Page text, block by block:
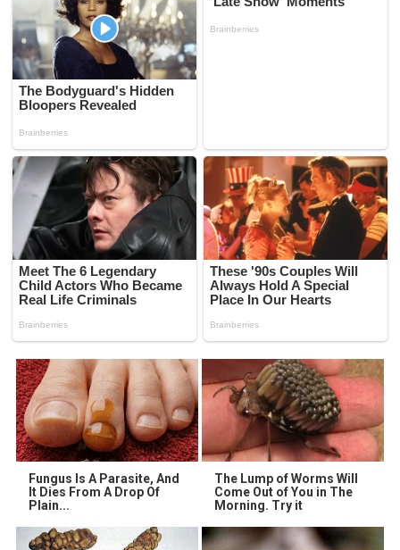
Fungus Is A Parasite, And
It Dies From A Drop Of
Plain...
The Lump of Worms Will
Come Out of You in The
Morning. Try it